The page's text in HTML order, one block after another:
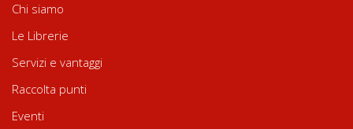
Chi siamo
Le Librerie
Servizi e vantaggi
Raccolta punti
Eventi